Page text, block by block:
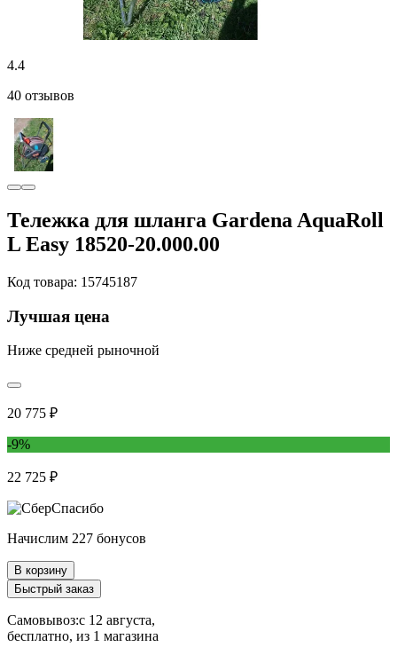
4.4
40 отзывов
Тележка для шланга Gardena AquaRoll
L Easy 18520-20.000.00
Код товара: 15745187
Лучшая цена
Ниже средней рыночной
20 775 ₽
-9%
22 725 ₽
Начислим 227 бонусов
В корзину
Быстрый заказ
Самовывоз:c 12 августа,
бесплатно, из 1 магазина